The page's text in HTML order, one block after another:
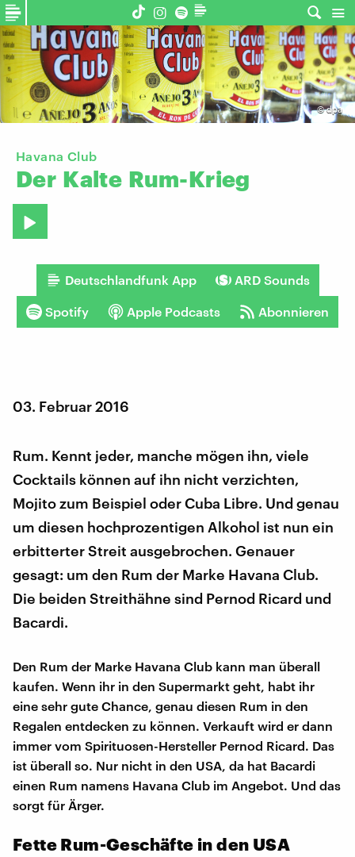
©dpa
Havana Club
Der Kalte Rum-Krieg
Deutschlandfunk App ARD Sounds
Spotify Apple Podcasts Abonnieren
03. Februar 2016
Rum. Kennt jeder, manche mögen ihn, viele
Cocktails können auf ihn nicht verzichten,
Mojito zum Beispiel oder Cuba Libre. Und genau
um diesen hochprozentigen Alkohol ist nun ein
erbitterter Streit ausgebrochen. Genauer
gesagt: um den Rum der Marke Havana Club.
Die beiden Streithähne sind Pernod Ricard und
Bacardi.
Den Rum der Marke Havana Club kann man überall
kaufen. Wenn ihr in den Supermarkt geht, habt ihr
eine sehr gute Chance, genau diesen Rum in den
Regalen entdecken zu können. Verkauft wird er dann
immer vom Spirituosen-Hersteller Pernod Ricard. Das
ist überall so. Nur nicht in den USA, da hat Bacardi
einen Rum namens Havana Club im Angebot. Und das
sorgt für Ärger.
Fette Rum-Geschäfte in den USA